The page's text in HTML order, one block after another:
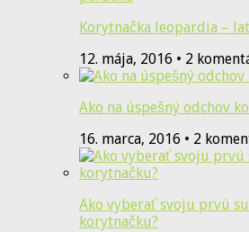
Korytnačka leopardia –
12. mája, 2016 • 2
Ako na úspešný odchov
16. marca, 2016 • 2
Ako vyberať svoju prvú
korytnačku?